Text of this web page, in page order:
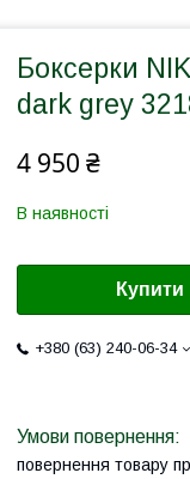
Боксерки
dark grey
4 950 ₴
В наявності
Купити
+380 (63) 240-06-34
повернення товару